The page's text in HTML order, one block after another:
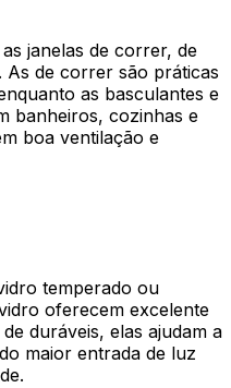
janelas de correr, de
As de correr são práticas
as basculantes e
banheiros, cozinhas e
boa ventilação e
temperado ou
oferecem excelente
duráveis, elas ajudam a
maior entrada de luz